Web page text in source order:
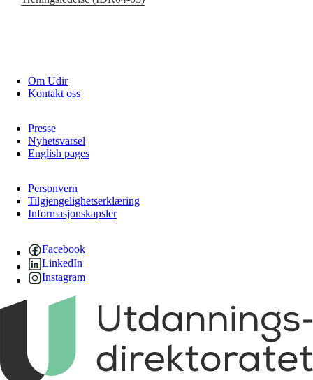
Om Udir
Kontakt oss
Presse
Nyhetsvarsel
English pages
Personvern
Tilgjengelighetserklæring
Informasjonskapsler
Facebook
LinkedIn
Instagram